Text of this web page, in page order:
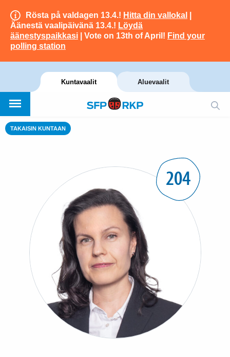
Rösta på valdagen 13.4.! Hitta din vallokal
Äänestä vaalipäivänä 13.4.! Löydä
äänestyspaikkasi | Vote on 13th of April! Find your
polling station
Kuntavaalit Aluevaalit
TAKAISIN KUNTAAN
204